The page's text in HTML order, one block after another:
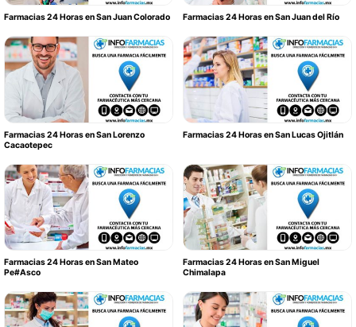
Farmacias 24 Horas en San Juan Colorado Farmacias 24 Horas en San Juan del Río
Farmacias 24 Horas en San Lorenzo
Cacaotepec
Farmacias 24 Horas en San Lucas Ojitlán
Farmacias 24 Horas en San Mateo
Pe#Asco
Farmacias 24 Horas en San Miguel
Chimalapa